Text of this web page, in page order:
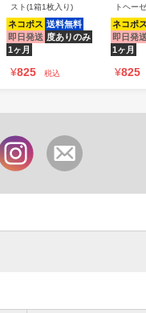
スト(1箱1枚入り)
ネコポス 送料無料
即日発送 度ありのみ
1ヶ月
¥825 税込
トヘー
ネコポ
即日発
1ヶ月
¥825